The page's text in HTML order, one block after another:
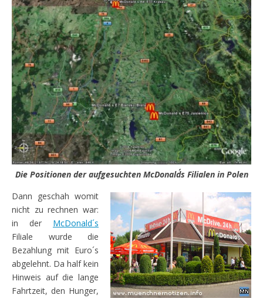
Die Positionen der aufgesuchten McDonald´s Filialen in Polen
Dann geschah womit
nicht zu rechnen war:
in der McDonald´s
Filiale wurde die
Bezahlung mit Euro´s
abgelehnt. Da half kein
Hinweis auf die lange
Fahrtzeit, den Hunger,